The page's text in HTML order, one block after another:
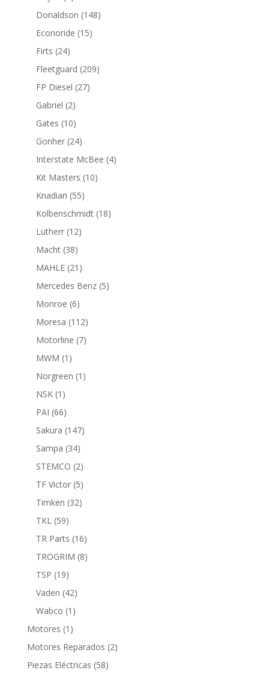
productos
Donaldson 148148
Econoride 1515
Firts 2424
productos
Fleetguard 209209
FP Diesel 2727
Gabriel 22
productos
Gates 1010
productos
Gonher 2424
productos
Interstate McBee 44
Kit Masters 1010
Knadian 5555
productos
Kolbenschmidt 1818
Lutherr 1212
Macht 3838
productos
MAHLE 21 21
productos
Mercedes Benz 55
Monroe 66
productos
Moresa 112112
productos
Motorline 77
MWM 1 1
producto
Norgreen 1 1
NSK 1 1
producto
PAI 6666
productos
Sakura 147147
Sampa 3434
productos
STEMCO 22
productos
TF Victor 55
productos
Timken 3232
TKL 5959
productos
TR Parts 1616
productos
TROGRIM 88
TSP 1919
productos
Vaden 4242
productos
Wabco 1 1
producto
Motores 1 1
producto
Motores Reparados 22
Piezas Eléctricas 5858